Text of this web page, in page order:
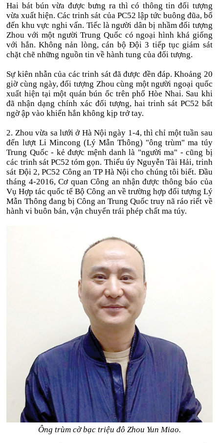
Hai bát bún vừa được bưng ra thì có thông tin đối tượng
vừa xuất hiện. Các trinh sát của PC52 lập tức buông đũa, bổ
đến khu vực nghi vấn. Tiếc là người dân bị nhầm đối tượng
Zhou với một người Trung Quốc có ngoại hình khá giống
với hắn. Không nản lòng, cán bộ Đội 3 tiếp tục giám sát
chặt chẽ những nguồn tin về hành tung của đối tượng.
Sự kiên nhẫn của các trinh sát đã được đền đáp. Khoảng 20
giờ cùng ngày, đối tượng Zhou cùng một người ngoại quốc
xuất hiện tại một quán bún ốc trên phố Hòe Nhai. Sau khi
đã nhận dạng chính xác đối tượng, hai trinh sát PC52 bất
ngờ ập vào khiến hắn không kịp trở tay.
2. Zhou vừa sa lưới ở Hà Nội ngày 1-4, thì chỉ một tuần sau
đến lượt Li Mincong (Lý Mẫn Thông) "ông trùm" ma túy
Trung Quốc - kẻ được mệnh danh là "người ma" - cũng bị
các trinh sát PC52 tóm gọn. Thiếu úy Nguyễn Tài Hải, trinh
sát Đội 2, PC52 Công an TP Hà Nội cho chúng tôi biết. Đầu
tháng 4-2016, Cơ quan Công an nhận được thông báo của
Vụ Hợp tác quốc tế Bộ Công an về trường hợp đối tượng Lý
Mẫn Thông đang bị Công an Trung Quốc truy nã ráo riết về
hành vi buôn bán, vận chuyển trái phép chất ma túy.
Ông trùm cờ bạc triệu đô Zhou Yun Miao.